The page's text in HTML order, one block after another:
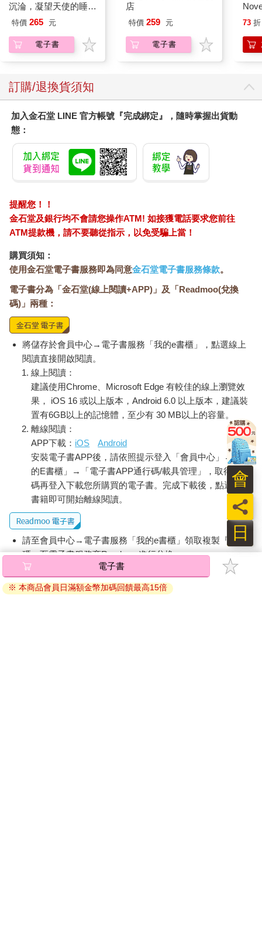
沉淪，凝望天使的睡
顏。 (1) ＃兩個人一起
書限定特典】
特價 265 元
電子書
店
特價 259 元
電子書
73 折
訂購/退換貨須知
加入金石堂 LINE 官方帳號『完成綁定』，隨時掌握出貨動
態：
提醒您！！
金石堂及銀行均不會請您操作ATM! 如接獲電話要求您前往
ATM提款機，請不要聽從指示，以免受騙上當！
購買須知：
使用金石堂電子書服務即為同意金石堂電子書服務條款。
電子書分為「金石堂(線上閱讀+APP)」及「Readmoo(兌換
碼)」兩種：
將儲存於會員中心→電子書服務「我的e書櫃」，點選線上
閱讀直接開啟閱讀。
線上閱讀：
建議使用Chrome、Microsoft Edge 有較佳的線上瀏覽效
果， iOS 16 或以上版本，Android 6.0 以上版本，建議裝
置有6GB以上的記憶體，至少有 30 MB以上的容量。
離線閱讀：
APP下載： iOS
Android
安裝電子書APP後，請依照提示登入「會員中心」→「我
的E書櫃」→「電子書APP通行碼/載具管理」，取得通行
碼再登入下載您所購買的電子書。完成下載後，點選任一
書籍即可開始離線閱讀。
請至會員中心→電子書服務「我的e書櫃」領取複製『兌換
碼』至電子書服務商Readmoo進行兌換。
退換貨須知：
因版權保護，您在金石堂所購買的電子書僅能以金石堂專屬
電子書
※ 本商品會員日滿額金幣加碼回饋最高15倍
日
員
會